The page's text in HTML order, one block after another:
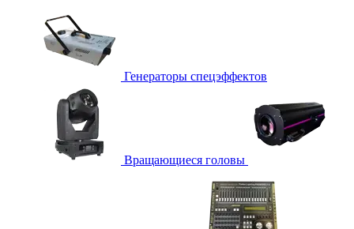
Генераторы спецэффектов
Вращающиеся головы